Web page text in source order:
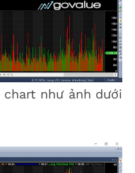
như ảnh dưới